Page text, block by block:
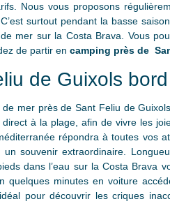
Nous vous proposons
surtout pendant la basse
mer sur la Costa Brava. Vous
de partir en camping près de
de Guixols
mer près de Sant Feliu de
à la plage, afin de vivre les
répondra à toutes vos
souvenir extraordinaire.
dans l’eau sur la Costa Brava
quelques minutes en voiture
pour découvrir les criques